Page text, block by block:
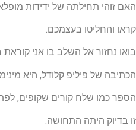
האם זוהי תחילתה של ידידות
קראו והחליטו בעצמכם.
בואו נחזור אל השלב בו אני
הכתיבה של פיליפ קלודל, היא
הספר כמו שלח קורים שקופים,
זו בדיוק היתה התחושה.